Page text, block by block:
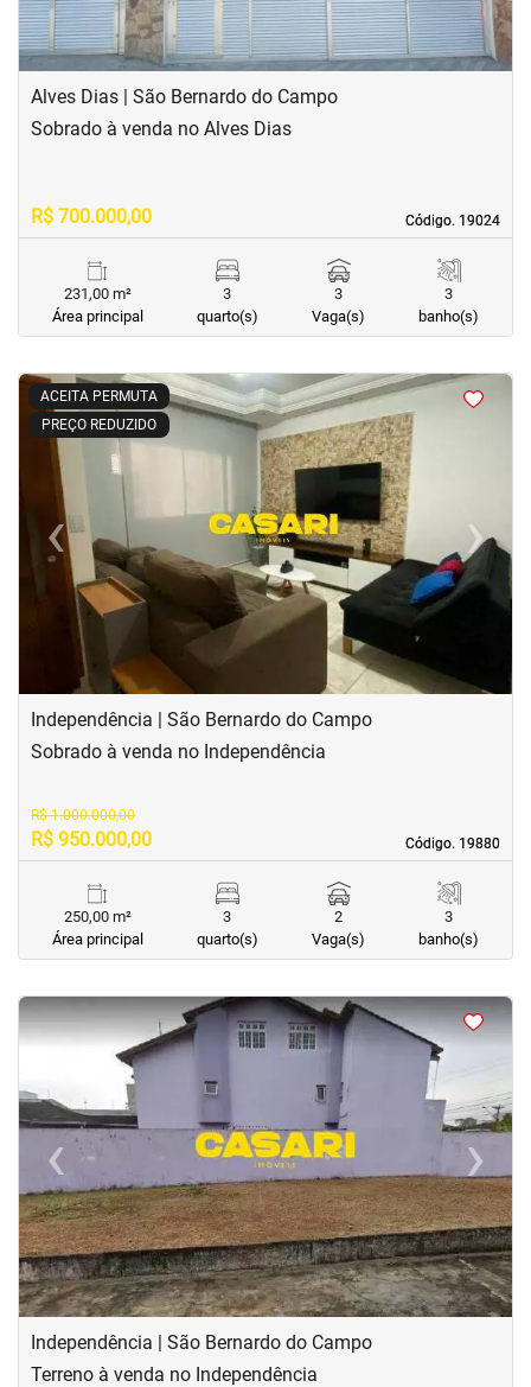
Alves Dias | São Bernardo do Campo
Código. 19024
Código. 19024
Sobrado à venda no Alves Dias
R$ 700.000,00
231,00 m²
Área principal
3
quarto(s)
3
Vaga(s)
3
banho(s)
ACEITA PERMUTA
PREÇO REDUZIDO
<<<<
‹
Previous ›Next
Independência | São Bernardo do Campo
Código. 19880
Código. 19880
Sobrado à venda no Independência
R$ 1.000.000,00
R$ 950.000,00
250,00 m²
Área principal
3
quarto(s)
2
Vaga(s)
3
banho(s)
‹Previous ›Next
Independência | São Bernardo do Campo
Terreno à venda no Independência